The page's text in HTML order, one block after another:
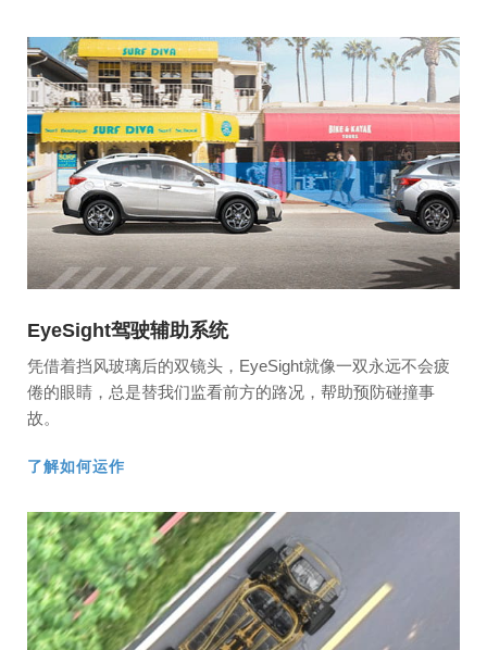
EyeSight驾驶辅助系统
凭借着挡风玻璃后的双镜头，EyeSight就像一双永远不会疲
倦的眼睛，总是替我们监看前方的路况，帮助预防碰撞事
故。
了解如何运作